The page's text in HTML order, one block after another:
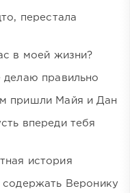
перестала
в моей жизни?
правильно
пришли Майя и Дан
впереди тебя
история
содержать Веронику